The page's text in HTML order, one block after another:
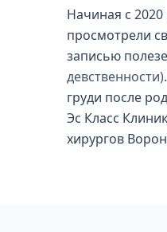
Начиная с
просмотрели
записью
девственности)
груди после
Эс Класс
хирургов